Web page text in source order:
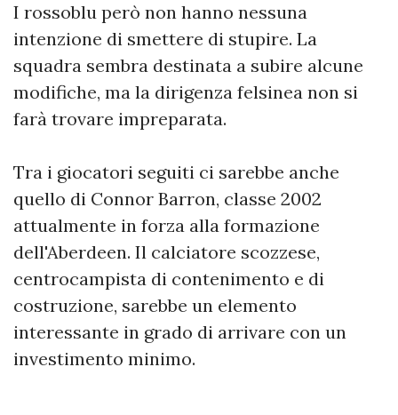
I rossoblu però non hanno nessuna
intenzione di smettere di stupire. La
squadra sembra destinata a subire alcune
modifiche, ma la dirigenza felsinea non si
farà trovare impreparata.
Tra i giocatori seguiti ci sarebbe anche
quello di Connor Barron, classe 2002
attualmente in forza alla formazione
dell'Aberdeen. Il calciatore scozzese,
centrocampista di contenimento e di
costruzione, sarebbe un elemento
interessante in grado di arrivare con un
investimento minimo.